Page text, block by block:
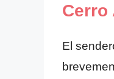
Cerro
El